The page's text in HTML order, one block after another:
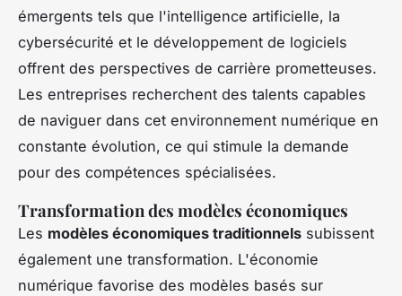
émergents tels que l'intelligence artificielle, la
cybersécurité et le développement de logiciels
offrent des perspectives de carrière prometteuses.
Les entreprises recherchent des talents capables
de naviguer dans cet environnement numérique en
constante évolution, ce qui stimule la demande
pour des compétences spécialisées.
Transformation des modèles économiques
Les modèles économiques traditionnels subissent
également une transformation. L'économie
numérique favorise des modèles basés sur